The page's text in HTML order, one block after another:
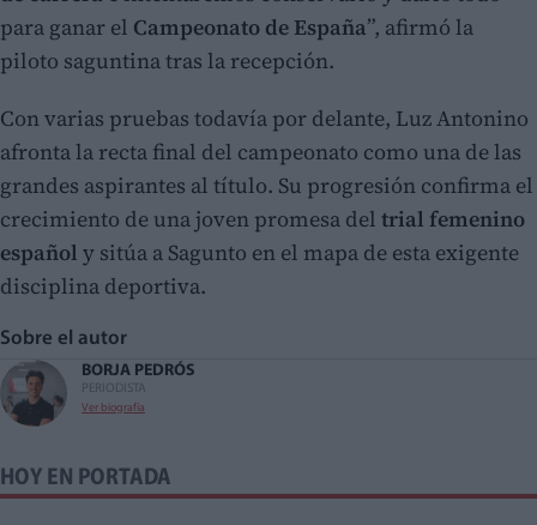
para ganar el Campeonato de España”, afirmó la
piloto saguntina tras la recepción.
Con varias pruebas todavía por delante, Luz Antonino
afronta la recta final del campeonato como una de las
grandes aspirantes al título. Su progresión confirma el
crecimiento de una joven promesa del trial femenino
español y sitúa a Sagunto en el mapa de esta exigente
disciplina deportiva.
Sobre el autor
BORJA PEDRÓS
PERIODISTA
Ver biografía
HOY EN PORTADA